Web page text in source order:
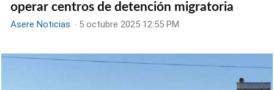
operar centros de detención migratoria
Asere Noticias - 5 octubre 2025 12:55 PM